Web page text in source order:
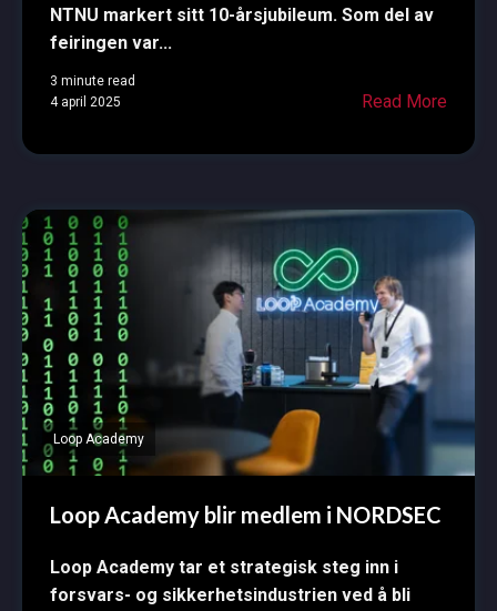
NTNU markert sitt 10-årsjubileum. Som del av
feiringen var...
3 minute read
4 april 2025
Read More
Loop Academy
Loop Academy blir medlem i NORDSEC
Loop Academy tar et strategisk steg inn i
forsvars- og sikkerhetsindustrien ved å bli